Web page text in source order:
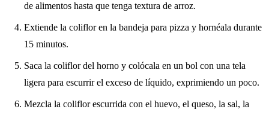
de alimentos hasta que tenga textura de arroz.
Extiende la coliflor en la bandeja para pizza y hornéala durante
15 minutos.
Saca la coliflor del horno y colócala en un bol con una tela
ligera para escurrir el exceso de líquido, exprimiendo un poco.
Mezcla la coliflor escurrida con el huevo, el queso, la sal, la